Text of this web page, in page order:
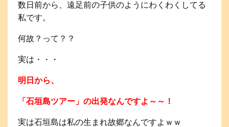
数日前から、遠足前の子供のようにわくわくしてる
私です。
何故？って？？
実は・・・
明日から、
「石垣島ツアー」の出発なんですよ～～！
実は石垣島は私の生まれ故郷なんですよｗｗ